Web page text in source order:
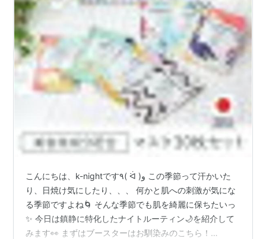
こんにちは、k-nightです٩( ᐛ )و この季節って汗かいた
り、日焼け気にしたり、、、 何かと肌への刺激が気にな
る季節ですよね🌀 そんな季節でも肌を綺麗に保ちたいっ
✨ 今日は鎮静に特化したナイトルーティン🌙を紹介して
みます👀 まずはブースターはお馴染みのこちら！